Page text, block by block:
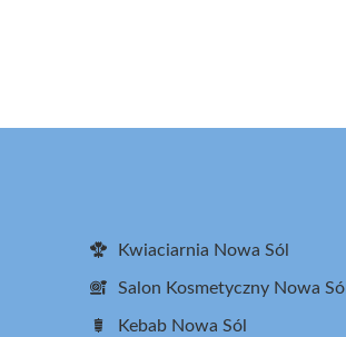
Kwiaciarnia Nowa Sól
Salon Kosmetyczny Nowa Sól
Kebab Nowa Sól